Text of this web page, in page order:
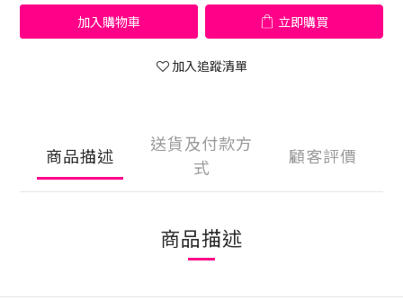
加入購物車 立即購買
加入追蹤清單
商品描述
送貨及付款方
式
顧客評價
商品描述